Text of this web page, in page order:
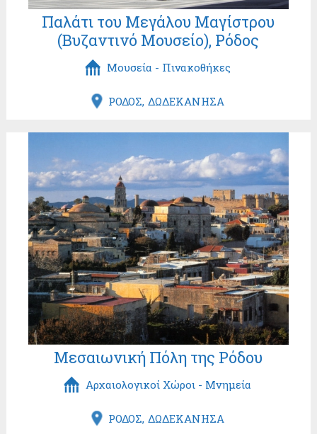
Παλάτι του Μεγάλου Μαγίστρου
(Βυζαντινό Μουσείο), Ρόδος
Μουσεία - Πινακοθήκες
ΡΟΔΟΣ ΔΩΔΕΚΑΝΗΣΑ
Μεσαιωνική Πόλη της Ρόδου
Αρχαιολογικοί Χώροι - Μνημεία
ΡΟΔΟΣ ΔΩΔΕΚΑΝΗΣΑ